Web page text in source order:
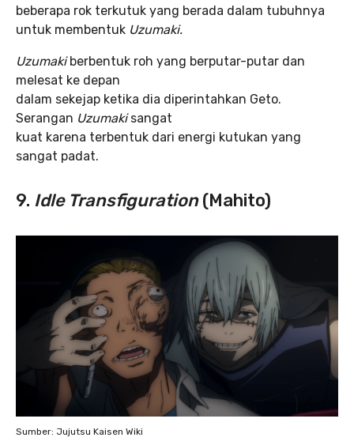
beberapa rok terkutuk yang berada dalam tubuhnya
untuk membentuk Uzumaki.
Uzumakiberbentuk roh yang berputar-putar dan
melesat ke depan
dalam sekejap ketika dia diperintahkan Geto.
Serangan Uzumakisangat
kuat karena terbentuk dari energi kutukan yang
sangat padat.
9. Idle Transfiguration(Mahito)
Sumber: Jujutsu Kaisen Wiki